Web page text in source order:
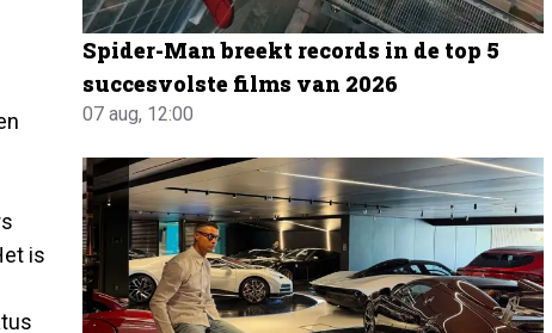
is
Spider-Man breekt records in de top 5
succesvolste films van 2026
07 aug, 12:00